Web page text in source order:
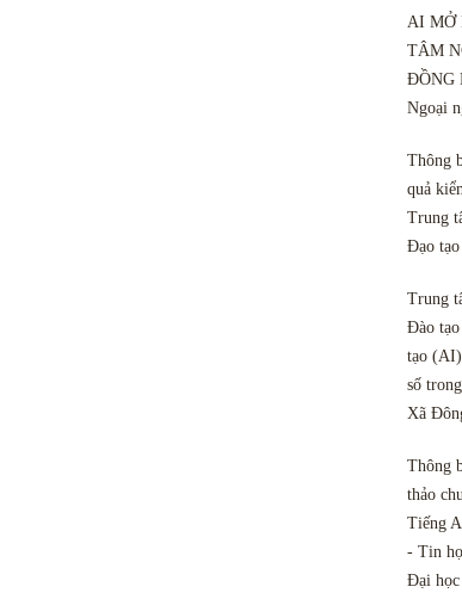
AI MỞ
TÂM
ĐỒNG
Ngoại
Thông
quả
Trung
Đạo
Trung
Đào
tạo
số
Xã
Thông
thảo
Tiếng
- Tin
Đại học